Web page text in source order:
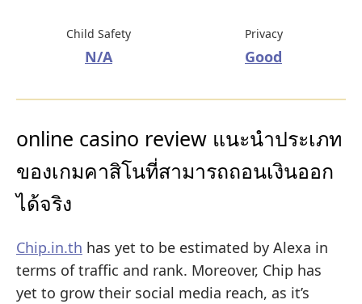
Child Safety
N/A
Privacy
Good
online casino review แนะนำประเภท
ของเกมคาสิโนที่สามารถถอนเงินออก
ได้จริง
Chip.in.th has yet to be estimated by Alexa in
terms of traffic and rank. Moreover, Chip has
yet to grow their social media reach, as it’s